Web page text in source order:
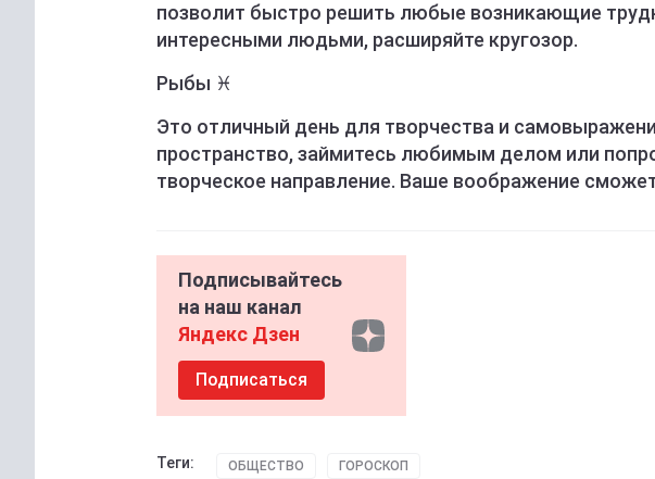
позволит быстро решить любые возникающие
интересными людьми, расширяйте кругозор.
Рыбы ♓️
Это отличный день для творчества и
пространство, займитесь любимым делом или
творческое направление. Ваше воображение
Подписывайтесь
на наш канал
Яндекс Дзен
Подписаться
Теги: ОБЩЕСТВО ГОРОСКОП